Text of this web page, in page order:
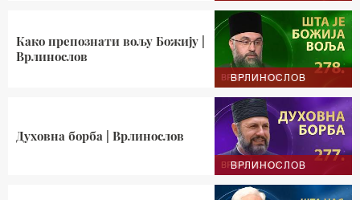
ВРЛИНОСЛОВ
Како препознати вољу Божију |
Врлинослов
ВРЛИНОСЛОВ
Духовна борба | Врлинослов